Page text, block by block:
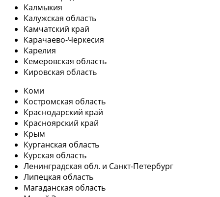
Калмыкия
Калужская область
Камчатский край
Карачаево-Черкесия
Карелия
Кемеровская область
Кировская область
Коми
Костромская область
Краснодарский край
Красноярский край
Крым
Курганская область
Курская область
Ленинградская обл. и Санкт-Петербург
Липецкая область
Магаданская область